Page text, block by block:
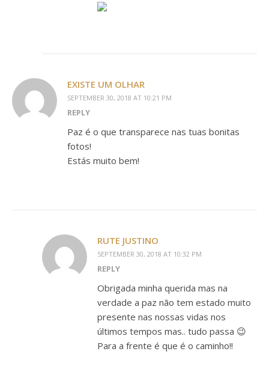
EXISTE UM OLHAR
SEPTEMBER 30, 2018 AT 10:21 PM
REPLY
Paz é o que transparece nas tuas bonitas
fotos!
Estás muito bem!
RUTE JUSTINO
SEPTEMBER 30, 2018 AT 10:32 PM
REPLY
Obrigada minha querida mas na
verdade a paz não tem estado muito
presente nas nossas vidas nos
últimos tempos mas.. tudo passa 😉
Para a frente é que é o caminho!!